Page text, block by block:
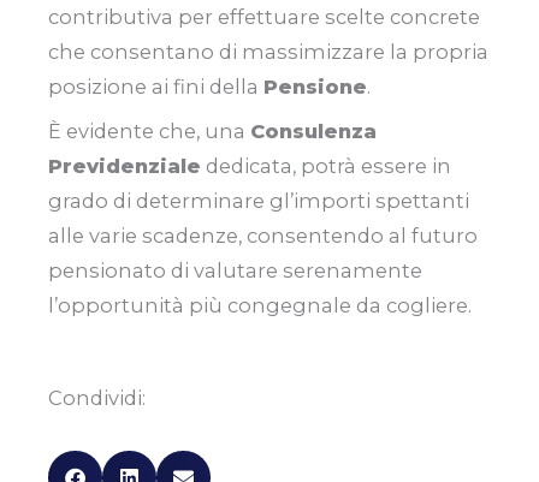
contributiva per effettuare scelte concrete
che consentano di massimizzare la propria
posizione ai fini della Pensione.
È evidente che, una Consulenza
Previdenziale dedicata, potrà essere in
grado di determinare gl’importi spettanti
alle varie scadenze, consentendo al futuro
pensionato di valutare serenamente
l’opportunità più congegnale da cogliere.
Condividi: